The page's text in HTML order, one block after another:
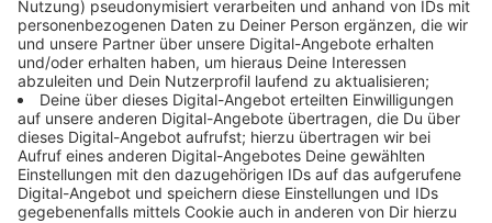
Comedy
Atze Schröders Kaltstart 24: